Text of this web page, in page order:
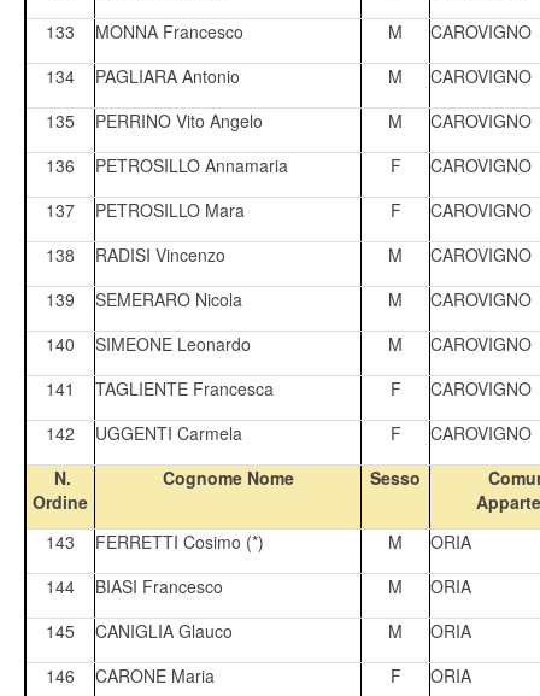
133
MONNA Francesco M
CAROVIGNO
134
PAGLIARA Antonio M
CAROVIGNO
135
PERRINO Vito Angelo M
CAROVIGNO
136
PETROSILLO Annamaria F
CAROVIGNO
137
PETROSILLO Mara F
CAROVIGNO
138
RADISI Vincenzo M
CAROVIGNO
139
SEMERARO Nicola M
CAROVIGNO
140
SIMEONE Leonardo M
CAROVIGNO
141
TAGLIENTE Francesca F
CAROVIGNO
142
UGGENTI Carmela F
CAROVIGNO
N.
Ordine
Cognome Nome Sesso
143
FERRETTI Cosimo (*) M
ORIA
144
BIASI Francesco M
ORIA
145
CANIGLIA Glauco M
ORIA
146
CARONE Maria F ORIA